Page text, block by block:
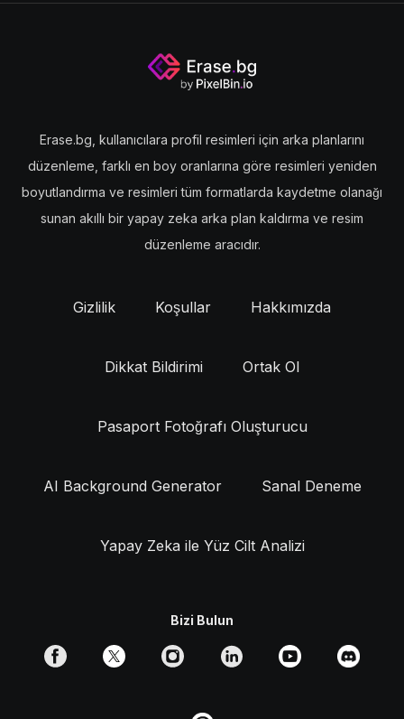
Erase.bg, kullanıcılara profil resimleri için arka planlarını
düzenleme, farklı en boy oranlarına göre resimleri yeniden
boyutlandırma ve resimleri tüm formatlarda kaydetme olanağı
sunan akıllı bir yapay zeka arka plan kaldırma ve resim
düzenleme aracıdır.
Gizlilik Koşullar Hakkımızda
Dikkat Bildirimi Ortak Ol
Pasaport Fotoğrafı Oluşturucu
AI Background Generator Sanal Deneme
Yapay Zeka ile Yüz Cilt Analizi
Bizi Bulun